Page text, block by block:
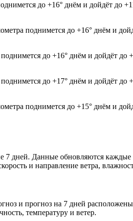
до +16° днём и дойдёт до
поднимется до +16° днём и
до +16° днём и дойдёт
до +17° днём и дойдёт
поднимется до +15° днём и
дней. Данные обновляются
и направление ветра,
и прогноз на 7 дней
температуру и ветер.